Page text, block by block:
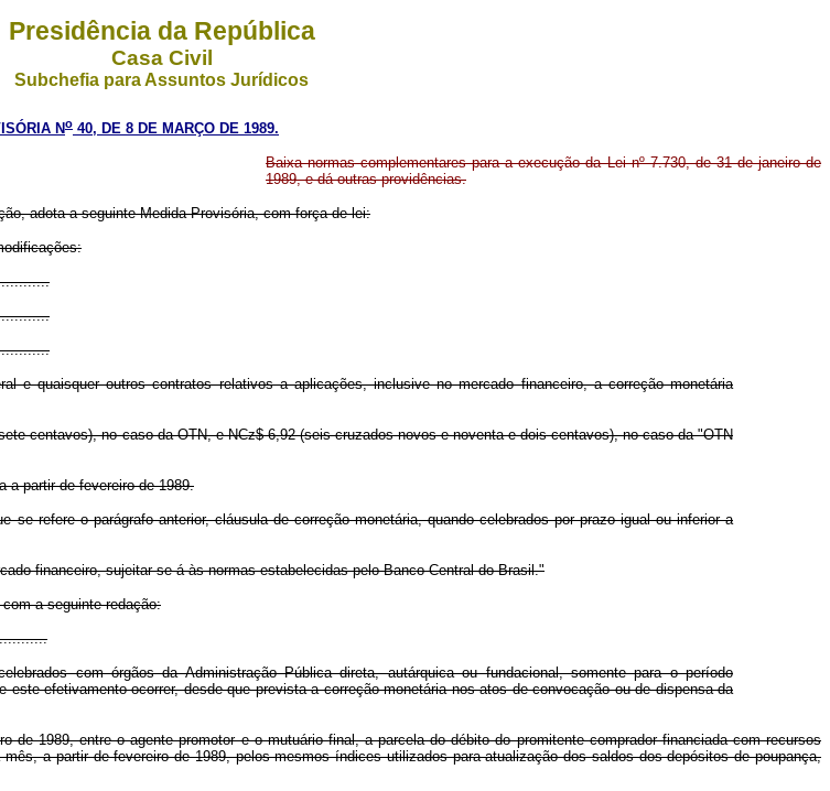
Presidência da República
Casa Civil
Subchefia para Assuntos Jurídicos
No 40, DE 8 DE MARÇO DE 1989.
Baixa normas complementares para a execução da Lei nº 7.730, de 31 de janeiro de
1989, e dá outras providências.
adota a seguinte Medida Provisória, com força de lei:
e quaisquer outros contratos relativos a aplicações, inclusive no mercado financeiro, a correção monetária
centavos), no caso da OTN, e NCz$ 6,92 (seis cruzados novos e noventa e dois centavos), no caso da "OTN
a partir de fevereiro de 1989.
refere o parágrafo anterior, cláusula de correção monetária, quando celebrados por prazo igual ou inferior a
financeiro, sujeitar-se-á às normas estabelecidas pelo Banco Central do Brasil."
a seguinte redação:
com órgãos da Administração Pública direta, autárquica ou fundacional, somente para o período
efetivamento ocorrer, desde que prevista a correção monetária nos atos de convocação ou de dispensa da
1989, entre o agente promotor e o mutuário final, a parcela do débito do promitente comprador financiada com recursos
a partir de fevereiro de 1989, pelos mesmos índices utilizados para atualização dos saldos dos depósitos de poupança,